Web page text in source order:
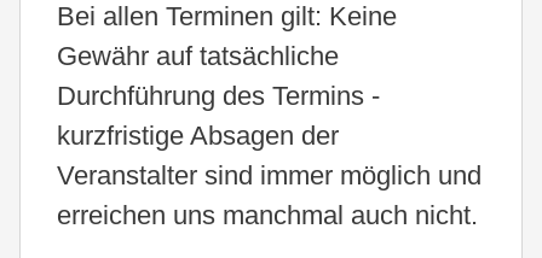
Bei allen Terminen gilt: Keine
Gewähr auf tatsächliche
Durchführung des Termins -
kurzfristige Absagen der
Veranstalter sind immer möglich und
erreichen uns manchmal auch nicht.